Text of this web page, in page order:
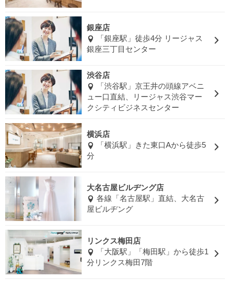
銀座店
「銀座駅」徒歩4分 リージャス
銀座三丁目センター
渋谷店
「渋谷駅」京王井の頭線アベニ
ュー口直結、リージャス渋谷マー
クシティビジネスセンター
横浜店
「横浜駅」きた東口Aから徒歩5
分
大名古屋ビルヂング店
各線「名古屋駅」直結、大名古
屋ビルヂング
リンクス梅田店
「大阪駅」「梅田駅」から徒歩1
分リンクス梅田7階